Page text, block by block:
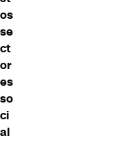
os
se
ct
or
es
so
ci
al